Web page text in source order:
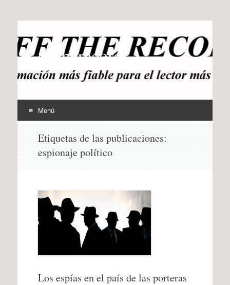
offtherecord
OTR
Menú
contenido
Etiquetas de las publicaciones:
espionaje político
Los espías en el país de las porteras